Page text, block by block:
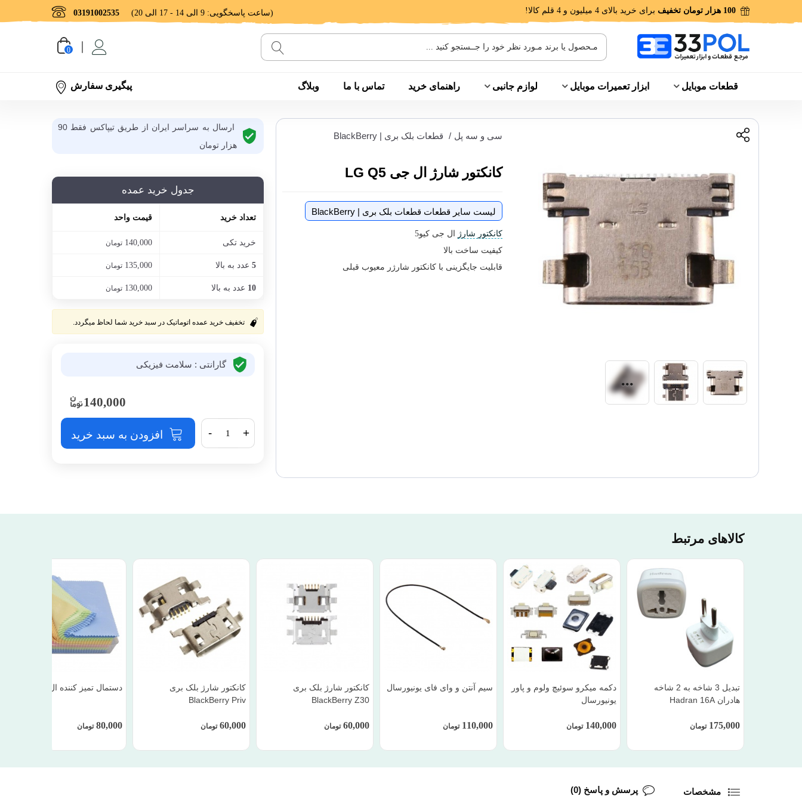
100 هزار تومان تخفیف برای خرید بالای 4 میلیون و 4 قلم کالا! 03191002535 (ساعت پاسخگویی: 9 الی 14 - 17 الی 20)
0
قطعات موبایل ابزار تعمیرات موبایل لوازم جانبی راهنمای خرید تماس با ما وبلاگ پیگیری سفارش
سی و سه پل / قطعات بلک بری | BlackBerry
کانکتور شارژ ال جی LG Q5
لیست سایر قطعات قطعات بلک بری | BlackBerry
کانکتور شارژ
ال جی کیو5
کیفیت ساخت بالا
قابلیت جایگزینی با کانکتور شارژر معیوب قبلی
ارسال به سراسر ایران از طریق تیپاکس فقط 90
هزار تومان
جدول خرید عمده
تعداد خرید قیمت واحد
خرید تکی 140,000 تومان
5عدد به بالا 135,000 تومان
10 عدد به بالا 130,000 تومان
تخفیف خرید عمده اتوماتیک در سبد خرید شما لحاظ میگردد.
گارانتی : سلامت فیزیکی
140,000
- + افزودن به سبد خرید
کالاهای مرتبط
تبدیل 3 شاخه به 2 شاخه
هادران Hadran 16A
175,000 تومان
دکمه میکرو سوئیچ ولوم و پاور
یونیورسال
140,000 تومان
سیم آنتن و وای فای یونیورسال
110,000 تومان
کانکتور شارژ بلک بری
BlackBerry Z30
60,000 تومان
کانکتور شارژ بلک بری
BlackBerry Priv
60,000 تومان
دستمال تمیز کننده ال سی دی
80,000 تومان
مشخصات پرسش و پاسخ (0)